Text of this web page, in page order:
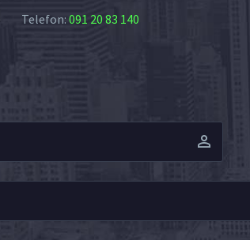
Telefon: 091 20 83 140